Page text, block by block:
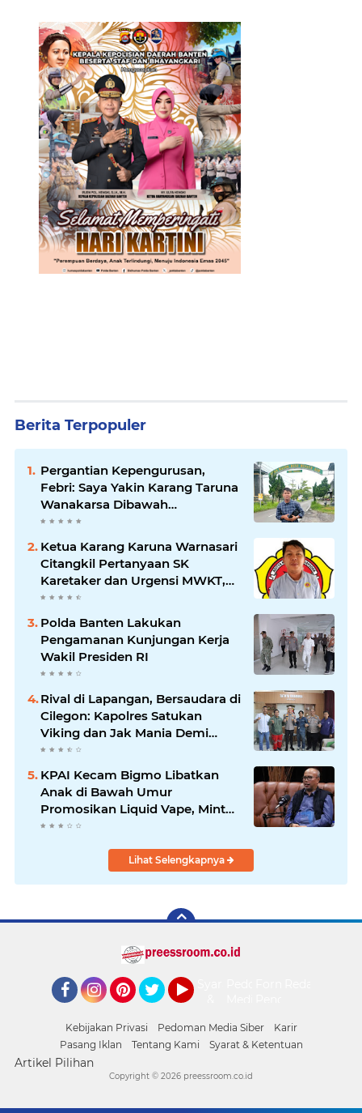
Berita Terpopuler
Pergantian Kepengurusan,
Febri: Saya Yakin Karang Taruna
Wanakarsa Dibawah
Kepemimpinan Bung Entus
Ketua Karang Karuna Warnasari
Citangkil Pertanyaan SK
Karetaker dan Urgensi MWKT,
Saat Suasana Berduka
Polda Banten Lakukan
Pengamanan Kunjungan Kerja
Wakil Presiden RI
Rival di Lapangan, Bersaudara di
Cilegon: Kapolres Satukan
Viking dan Jak Mania Demi
Nobar Damai Piala Presiden
KPAI Kecam Bigmo Libatkan
Anak di Bawah Umur
Promosikan Liquid Vape, Minta
Aparat Bertindak Tegas
Lihat Selengkapnya
Kebijakan Privasi Pedoman Media Siber
Karir
Pasang Iklan
Tentang Kami Syarat & Ketentuan
Artikel Pilihan
Copyright © 2026 preessroom.co.id